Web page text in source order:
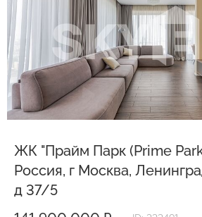
ЖК "Прайм Парк (Prime
Россия, г Москва,
д 37/5